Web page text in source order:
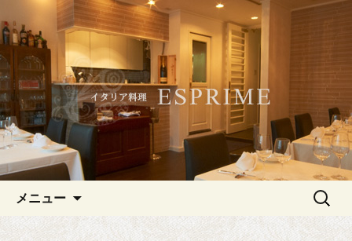
白金・広尾のイタリアン
「ESPRIME（エスプリメ）」
記念日やデートにおすすめ、白金・広
尾のイタリアン「ESPRIME（エスプリ
メ）」
メニュー
検